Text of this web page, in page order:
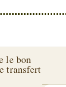
le bon
transfert